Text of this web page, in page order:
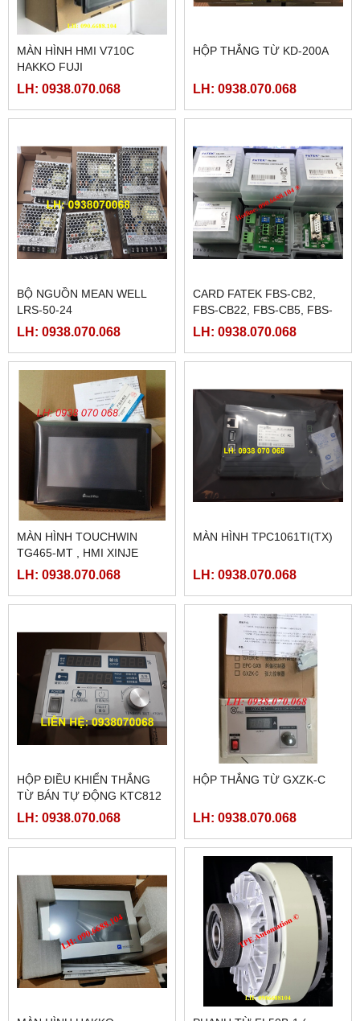
MÀN HÌNH HMI V710C
HAKKO FUJI
LH: 0938.070.068
HỘP THẮNG TỪ KD-200A
LH: 0938.070.068
BỘ NGUỒN MEAN WELL
LRS-50-24
LH: 0938.070.068
CARD FATEK FBS-CB2,
FBS-CB22, FBS-CB5, FBS-
CB25, FBS-CB55
LH: 0938.070.068
MÀN HÌNH TOUCHWIN
TG465-MT , HMI XINJE
TG465-MT
LH: 0938.070.068
MÀN HÌNH TPC1061TI(TX)
LH: 0938.070.068
HỘP ĐIỀU KHIỂN THẮNG
TỪ BÁN TỰ ĐỘNG KTC812
LH: 0938.070.068
HỘP THẮNG TỪ GXZK-C
LH: 0938.070.068